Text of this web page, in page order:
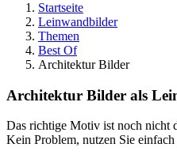
Startseite
Leinwandbilder
Themen
Best Of
Architektur Bilder
Architektur Bilder als
Das richtige Motiv ist noch nicht
Kein Problem, nutzen Sie einfach